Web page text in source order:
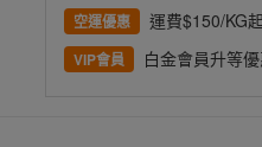
空運優惠 運費$150/KG
VIP會員 白金會員升等